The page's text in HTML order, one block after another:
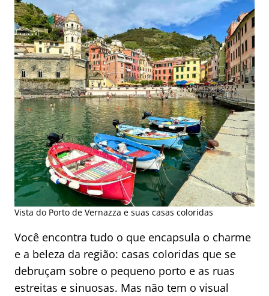
Vista do Porto de Vernazza e suas casas coloridas
Você encontra tudo o que encapsula o charme
e a beleza da região: casas coloridas que se
debruçam sobre o pequeno porto e as ruas
estreitas e sinuosas. Mas não tem o visual